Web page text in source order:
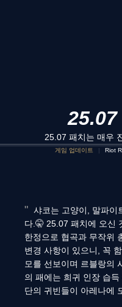
25.07
25.07 패치는 매우
게임 업데이트 Riot
샤코는 고양이, 말파이
다.🤫 25.07 패치에 오신
한정으로 협곡과 무작위
변경 사항이 있으니, 꼭
모를 선보이며 르블랑의
의 패에는 희귀 인장 습
단의 귀빈들이 아레나에